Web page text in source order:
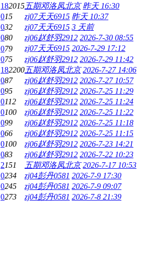
182015五期邓洛凤北京 昨天 16:30
015 zj07天天6915 昨天 10:37
032 zj07天天6915 3 天前
080 zj06赵舒羽2912 2026-7-30 08:55
079 zj07天天6915 2026-7-29 17:12
075 zj06赵舒羽2912 2026-7-29 11:42
182200五期邓洛凤北京 2026-7-27 14:06
087 zj06赵舒羽2912 2026-7-27 10:57
095 zj06赵舒羽2912 2026-7-25 11:29
0112 zj06赵舒羽2912 2026-7-25 11:24
0100 zj06赵舒羽2912 2026-7-25 11:22
099 zj06赵舒羽2912 2026-7-25 11:18
066 zj06赵舒羽2912 2026-7-25 11:15
0100 zj06赵舒羽2912 2026-7-23 14:21
083 zj06赵舒羽2912 2026-7-22 10:23
2151 五期邓洛凤北京 2026-7-17 10:53
0234 zj04彭丹0581 2026-7-9 17:30
0245 zj04彭丹0581 2026-7-9 09:07
0273 zj04彭丹0581 2026-7-8 21:39